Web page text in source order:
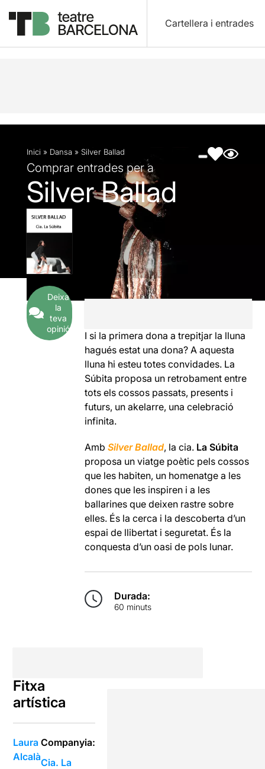
Cartellera i entrades
Descripció Fitxa artística Fotos i vídeos
Inici » Dansa » Silver Ballad
Comprar entrades per a
Silver Ballad
Deixa
la
teva
opinió
I si la primera dona a trepitjar la lluna
hagués estat una dona? A aquesta
lluna hi esteu totes convidades. La
Súbita proposa un retrobament entre
tots els cossos passats, presents i
futurs, un akelarre, una celebració
infinita.
AmbSilver Ballad, la cia. La Súbita
proposa un viatge poètic pels cossos
que les habiten, un homenatge a les
dones que les inspiren i a les
ballarines que deixen rastre sobre
elles. És la cerca i la descoberta d’un
espai de llibertat i seguretat. És la
conquesta d’un oasi de pols lunar.
Durada:
60 minuts
Fitxa
artística
Laura
Alcalà
Companyia:
Cia. La